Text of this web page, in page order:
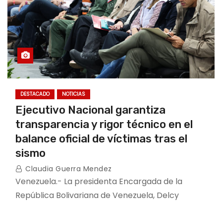
DESTACADO NOTICIAS
Ejecutivo Nacional garantiza
transparencia y rigor técnico en el
balance oficial de víctimas tras el
sismo
Claudia Guerra Mendez
Venezuela.- La presidenta Encargada de la
República Bolivariana de Venezuela, Delcy